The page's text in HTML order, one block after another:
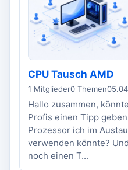
CPU Tausch AMD
1 Mitglieder0 Themen
Hallo zusammen,
Profis einen Tipp
Prozessor ich im
verwenden könnte?
noch einen T...